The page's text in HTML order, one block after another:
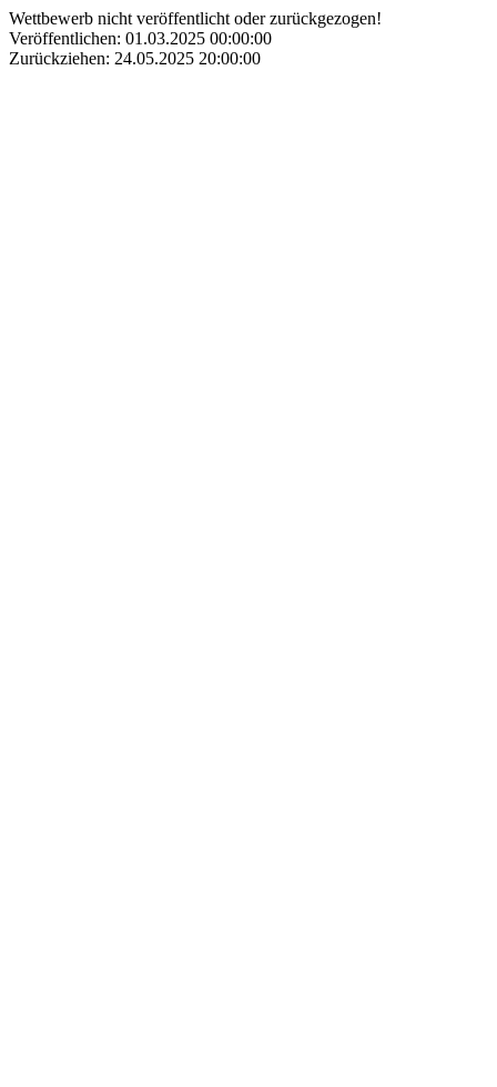
Wettbewerb nicht veröffentlicht oder zurückgezogen!
Veröffentlichen: 01.03.2025 00:00:00
Zurückziehen: 24.05.2025 20:00:00